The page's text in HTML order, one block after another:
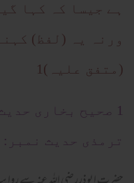
ہے جیسا کہ کہا
ورنہ یہ (لفظ)
(متفق علیہ)1
ترمذی حدیث نمبر: ۲۶۳۹